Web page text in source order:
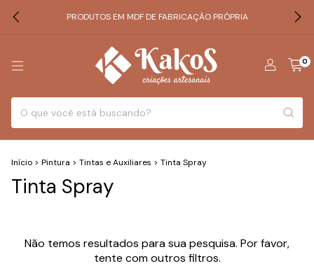
PRODUTOS EM MDF DE FABRICAÇÃO PRÓPRIA
0
Início > Pintura > Tintas e Auxiliares > Tinta Spray
Tinta Spray
Não temos resultados para sua pesquisa. Por favor,
tente com outros filtros.